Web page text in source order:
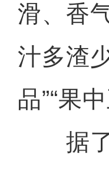
滑、香
汁多渣
品”“果
据了